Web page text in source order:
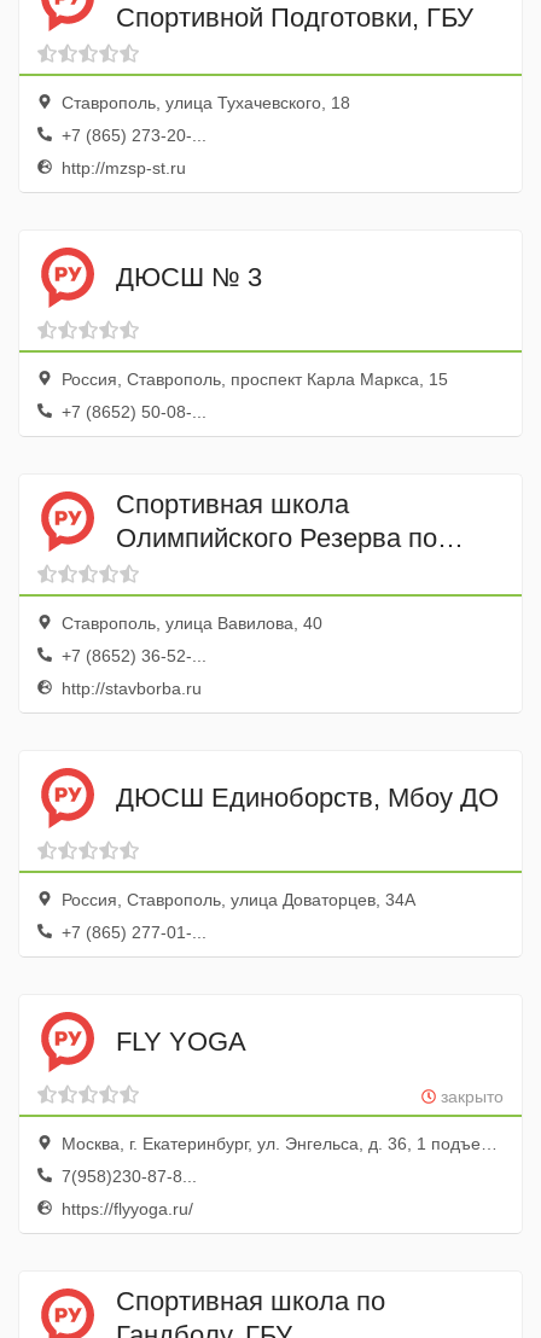
Спортивной Подготовки, ГБУ
Ставрополь, улица Тухачевского, 18
+7 (865) 273-20-...
http://mzsp-st.ru
ДЮСШ № 3
Россия, Ставрополь, проспект Карла Маркса, 15
+7 (8652) 50-08-...
Спортивная школа
Олимпийского Резерва по
Спортивной Борьбе, ГБУ
Ставрополь, улица Вавилова, 40
+7 (8652) 36-52-...
http://stavborba.ru
ДЮСШ Единоборств, Мбоу ДО
Россия, Ставрополь, улица Доваторцев, 34А
+7 (865) 277-01-...
FLY YOGA
закрыто
Москва, г. Екатеринбург, ул. Энгельса, д. 36, 1 подъезд, офис 503
7(958)230-87-8...
https://flyyoga.ru/
Спортивная школа по